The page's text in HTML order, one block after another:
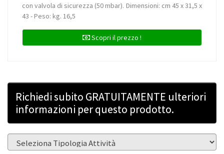
con valvola di sicurezza (50 mbar). Dimensioni: cm 45 x 31,5 x
43 - Peso: kg. 16,5
Scopri il prezzo !
Richiedi subito GRATUITAMENTE ulteriori
informazioni per questo prodotto.